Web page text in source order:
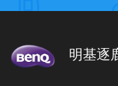
明基逐